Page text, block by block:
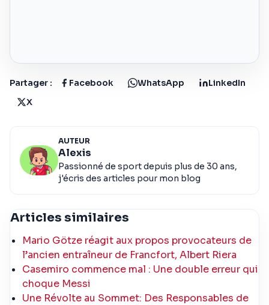
Partager : Facebook WhatsApp
LinkedIn
X
AUTEUR
Alexis
Passionné de sport depuis plus de 30 ans,
j'écris des articles pour mon blog
Articles similaires
Mario Götze réagit aux propos provocateurs de
l’ancien entraîneur de Francfort, Albert Riera
Casemiro commence mal : Une double erreur qui
choque Messi
Une Révolte au Sommet: Des Responsables de